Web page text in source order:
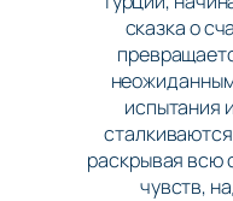
сказка о
испытания
раскрывая всю
чувств,